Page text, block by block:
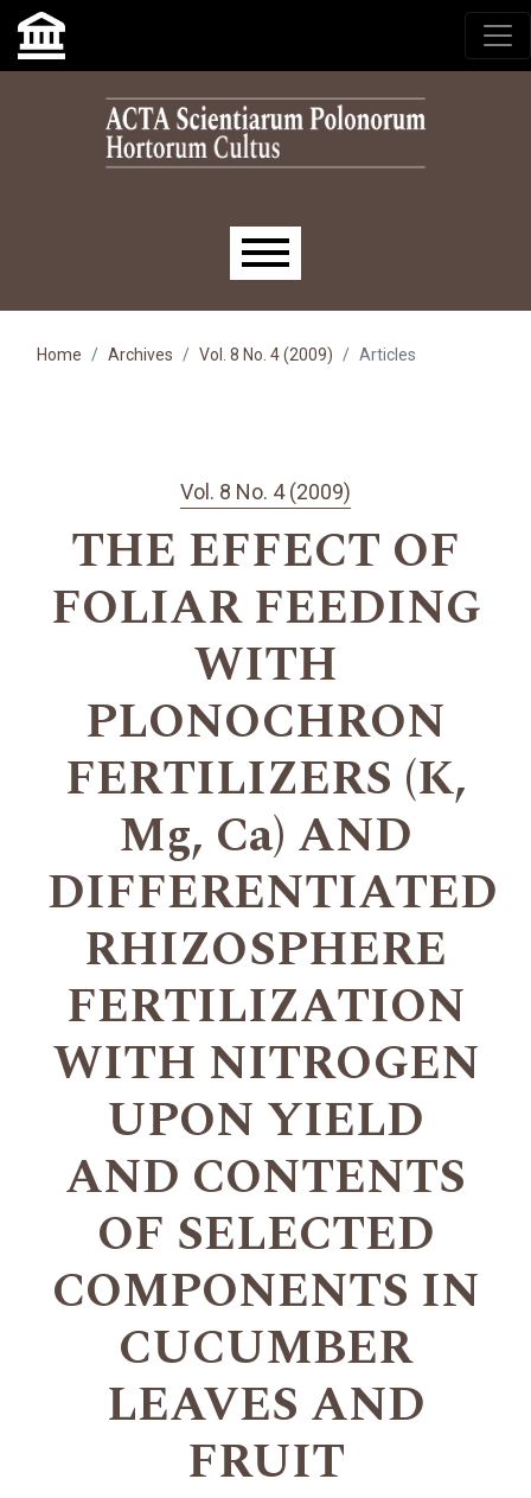
Skip to main navigation menu
Skip to main content
Skip to site footer
Main menu
Home Archives Vol. 8 No. 4 (2009) Articles
Vol. 8 No. 4 (2009)
THE EFFECT OF
FOLIAR FEEDING
WITH
PLONOCHRON
FERTILIZERS (K,
Mg, Ca) AND
DIFFERENTIATED
RHIZOSPHERE
FERTILIZATION
WITH NITROGEN
UPON YIELD
AND CONTENTS
OF SELECTED
COMPONENTS IN
CUCUMBER
LEAVES AND
FRUIT